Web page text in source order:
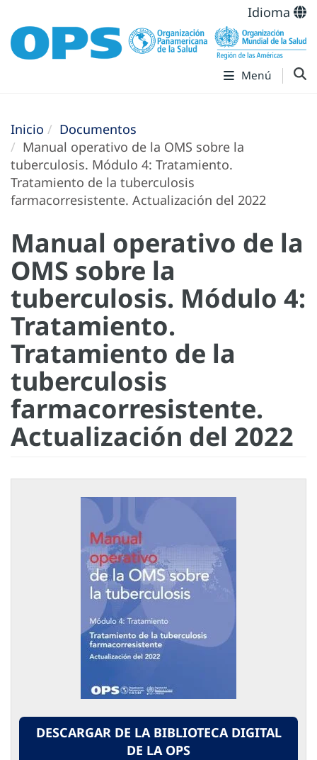
Idioma
Menú
Inicio
Documentos
Manual operativo de la OMS sobre la
tuberculosis. Módulo 4: Tratamiento.
Tratamiento de la tuberculosis
farmacorresistente. Actualización del 2022
Manual operativo de la
OMS sobre la
tuberculosis. Módulo 4:
Tratamiento.
Tratamiento de la
tuberculosis
farmacorresistente.
Actualización del 2022
DESCARGAR DE LA BIBLIOTECA DIGITAL
DE LA OPS